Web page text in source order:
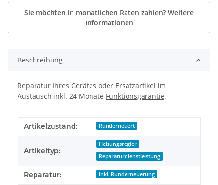
Sie möchten in monatlichen Raten zahlen? Weitere
Informationen
Beschreibung
Reparatur Ihres Gerätes oder Ersatzartikel im
Austausch inkl. 24 Monate Funktionsgarantie.
Produkteigenschaft
Wert
Artikelzustand: Runderneuert
Artikeltyp:
Heizungsregler
Reparaturdienstleistung
Reparatur: inkl. Runderneuerung